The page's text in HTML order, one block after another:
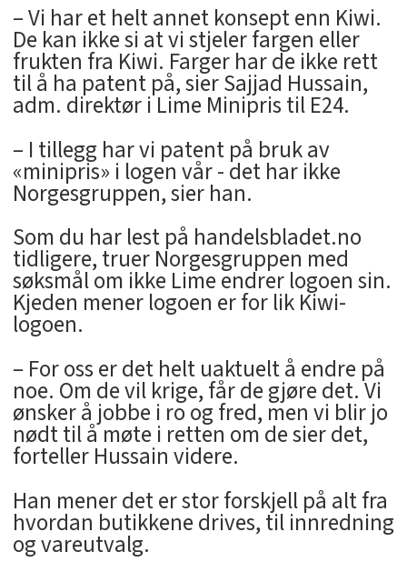
– Vi har et helt annet konsept enn Kiwi.
De kan ikke si at vi stjeler fargen eller
frukten fra Kiwi. Farger har de ikke rett
til å ha patent på, sier Sajjad Hussain,
adm. direktør i Lime Minipris til E24.
– I tillegg har vi patent på bruk av
«minipris» i logen vår - det har ikke
Norgesgruppen, sier han.
Som du har lest på handelsbladet.no
tidligere, truer Norgesgruppen med
søksmål om ikke Lime endrer logoen sin.
Kjeden mener logoen er for lik Kiwi-
logoen.
– For oss er det helt uaktuelt å endre på
noe. Om de vil krige, får de gjøre det. Vi
ønsker å jobbe i ro og fred, men vi blir jo
nødt til å møte i retten om de sier det,
forteller Hussain videre.
Han mener det er stor forskjell på alt fra
hvordan butikkene drives, til innredning
og vareutvalg.